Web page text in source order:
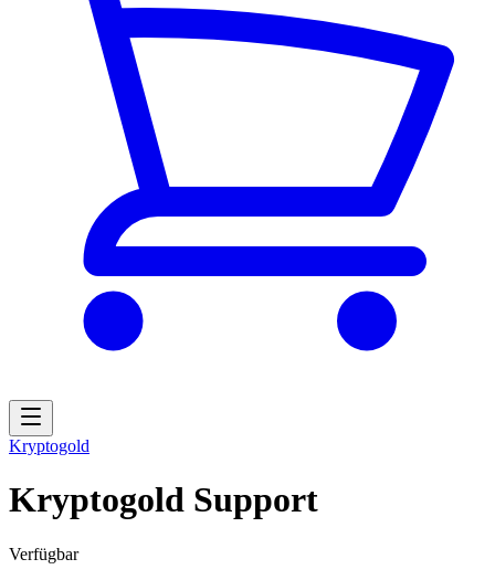
Kryptogold
Kryptogold Support
Verfügbar